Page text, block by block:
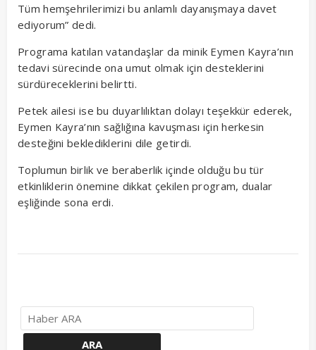
Tüm hemşehrilerimizi bu anlamlı dayanışmaya davet
ediyorum” dedi.
Programa katılan vatandaşlar da minik Eymen Kayra’nın
tedavi sürecinde ona umut olmak için desteklerini
sürdüreceklerini belirtti.
Petek ailesi ise bu duyarlılıktan dolayı teşekkür ederek,
Eymen Kayra’nın sağlığına kavuşması için herkesin
desteğini beklediklerini dile getirdi.
Toplumun birlik ve beraberlik içinde olduğu bu tür
etkinliklerin önemine dikkat çekilen program, dualar
eşliğinde sona erdi.